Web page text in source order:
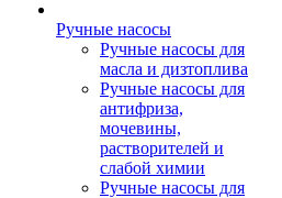
Ручные насосы
Ручные насосы для
масла и дизтоплива
Ручные насосы для
антифриза,
мочевины,
растворителей и
слабой химии
Ручные насосы для